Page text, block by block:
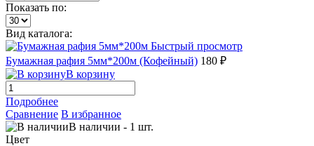
Показать по:
Вид каталога:
Быстрый просмотр
Бумажная рафия 5мм*200м (Кофейный) 180 ₽
В корзину
Подробнее
Сравнение В избранное
В наличии - 1 шт.
Цвет